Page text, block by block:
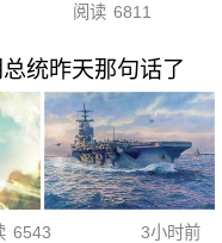
阅读 6811
统昨天那句话了
6543 3小时前